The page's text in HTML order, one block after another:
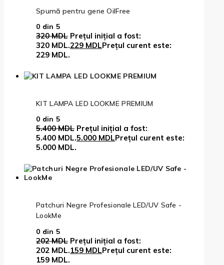
Spumă pentru gene OilFree
0 din 5
320MDL Prețul inițial a fost:
320 MDL.229 MDLPrețul curent este:
229 MDL.
KIT LAMPA LED LOOKME PREMIUM
0 din 5
5.400MDL Prețul inițial a fost:
5.400 MDL.5.000 MDLPrețul curent este:
5.000 MDL.
Patchuri Negre Profesionale LED/UV Safe -
LookMe
0 din 5
202MDL Prețul inițial a fost:
202 MDL.159 MDLPrețul curent este:
159 MDL.